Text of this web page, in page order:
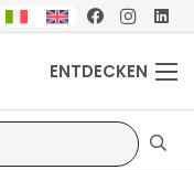
ENTDECKEN